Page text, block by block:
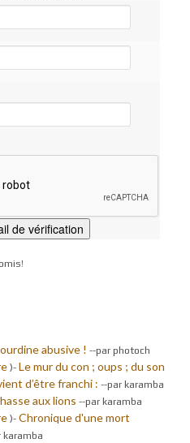
abusive ! --par photoch
)- Le mur du con ; oups ; du son
d’être franchi : --par karamba
aux lions --par karamba
)- Chronique d'une mort
karamba